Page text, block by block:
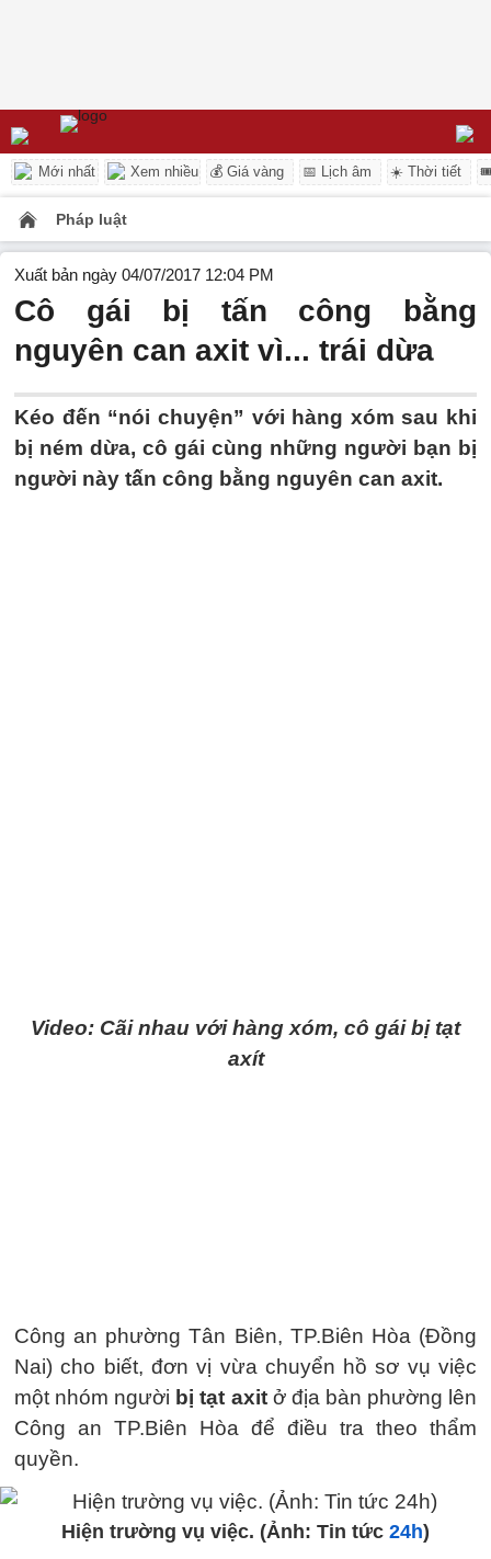
Mới nhất Xem nhiều 💰 Giá vàng 📅 Lịch âm ☀️ Thời tiết
Pháp luật
Xuất bản ngày 04/07/2017 12:04 PM
Cô gái bị tấn công bằng
nguyên can axit vì... trái dừa
Kéo đến “nói chuyện” với hàng xóm sau khi
bị ném dừa, cô gái cùng những người bạn bị
người này tấn công bằng nguyên can axit.
Video: Cãi nhau với hàng xóm, cô gái bị tạt
axít
Công an phường Tân Biên, TP.Biên Hòa (Đồng
Nai) cho biết, đơn vị vừa chuyển hồ sơ vụ việc
một nhóm người bị tạt axitở địa bàn phường lên
Công an TP.Biên Hòa để điều tra theo thẩm
quyền.
Hiện trường vụ việc. (Ảnh: Tin tức 24h)